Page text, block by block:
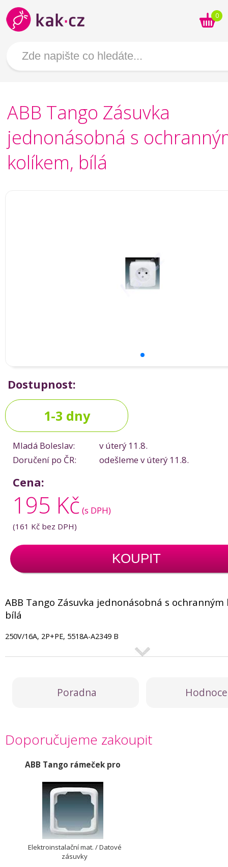
0
ABB Tango Zásuvka
jednonásobná s
kolíkem, bílá
Dostupnost:
1-3 dny
Mladá Boleslav:
v úterý 11.8.
Doručení po ČR:
odešleme v úterý 11.8.
Cena:
195 Kč (s DPH)
(161 Kč bez DPH)
KOUPIT
ABB Tango Zásuvka jednonásobná s ochranným
bílá
250V/16A, 2P+PE, 5518A-A2349 B
Poradna
Doporučujeme zakoupit
ABB Tango rámeček pro
Elektroinstalační mat. / Datové
zásuvky